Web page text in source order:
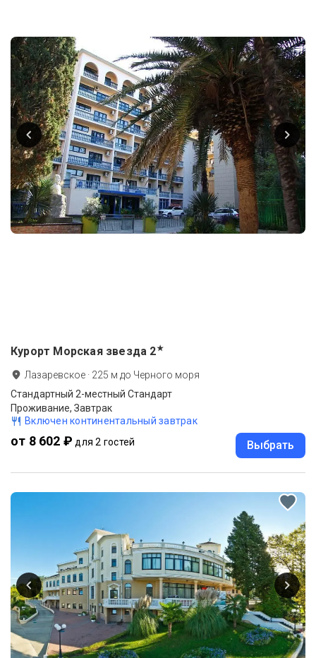
Курорт Морская звезда 2★
Лазаревское · 225 м до Черного моря
Стандартный 2-местный Стандарт
Проживание, Завтрак
Включен континентальный завтрак
от 8 602 ₽ для 2 гостей Выбрать